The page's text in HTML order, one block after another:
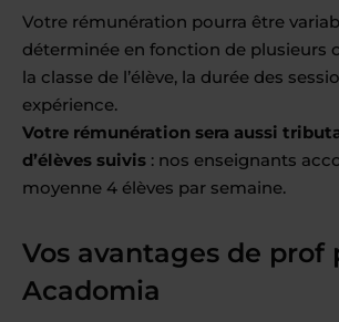
Votre rémunération pourra être
déterminée en fonction de plusieurs
la classe de l’élève, la durée des
expérience.
Votre rémunération sera aussi
d’élèves suivis : nos enseignants
moyenne 4 élèves par semaine.
Vos avantages de prof
Acadomia